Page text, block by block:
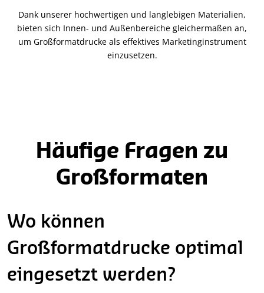
Dank unserer hochwertigen und langlebigen Materialien,
bieten sich Innen- und Außenbereiche gleichermaßen an,
um Großformatdrucke als effektives Marketinginstrument
einzusetzen.
Häufige Fragen zu
Großformaten
Wo können
Großformatdrucke optimal
eingesetzt werden?